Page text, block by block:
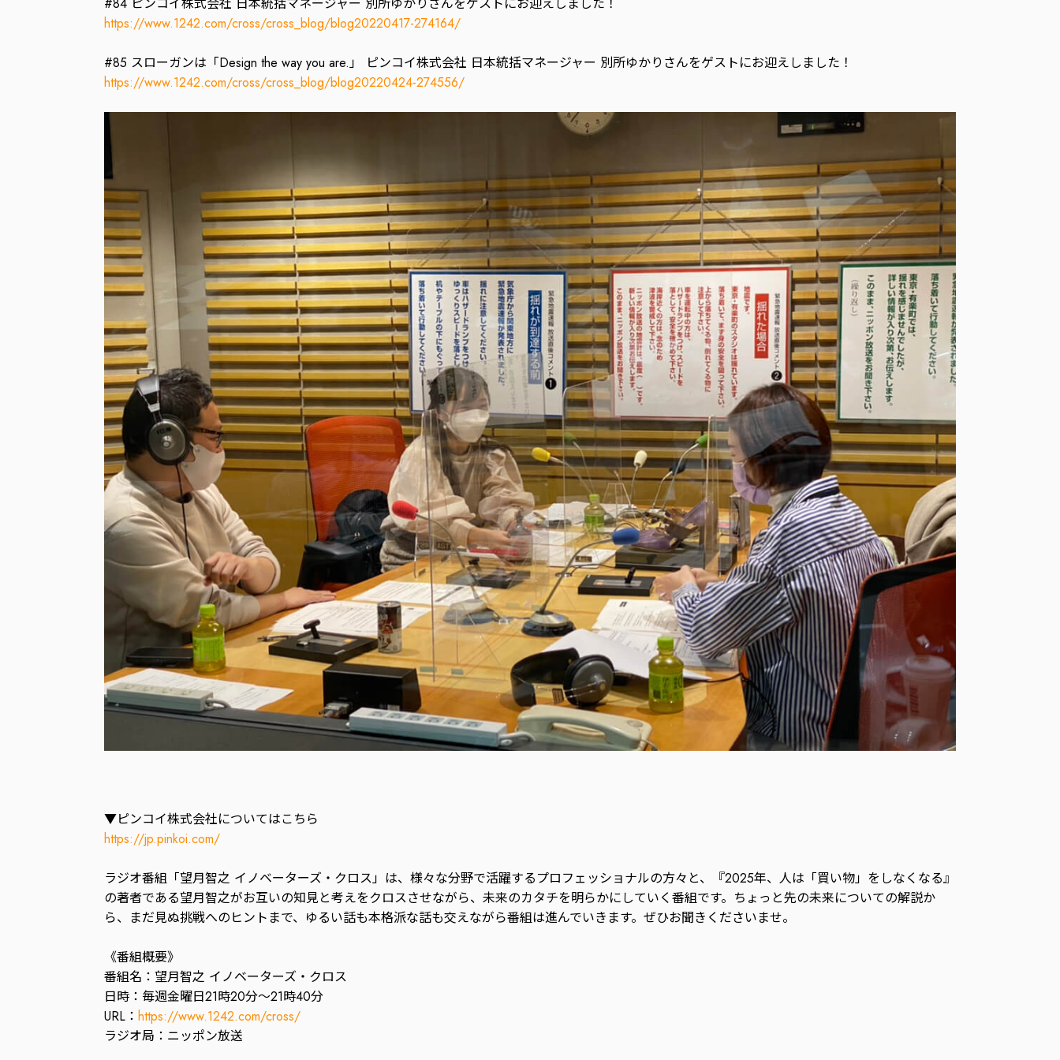
https://www.1242.com/cross/cross_blog/blog20220417-274164/
#85 スローガンは「Design the way you are.」 ピンコイ株式会社 日本統括マネージャー 別所ゆかりさんをゲストにお迎えしました！
https://www.1242.com/cross/cross_blog/blog20220424-274556/
▼ピンコイ株式会社についてはこちら
https://jp.pinkoi.com/
ラジオ番組「望月智之 イノベーターズ・クロス」は、様々な分野で活躍するプロフェッショナルの方々と、『2025年、人は「買い物」をしなくなる』
の著者である望月智之がお互いの知見と考えをクロスさせながら、未来のカタチを明らかにしていく番組です。ちょっと先の未来についての解説か
ら、まだ見ぬ挑戦へのヒントまで、ゆるい話も本格派な話も交えながら番組は進んでいきます。ぜひお聞きくださいませ。
《番組概要》
番組名：望月智之 イノベーターズ・クロス
日時：毎週金曜日21時20分〜21時40分
URL： https://www.1242.com/cross/
ラジオ局：ニッポン放送